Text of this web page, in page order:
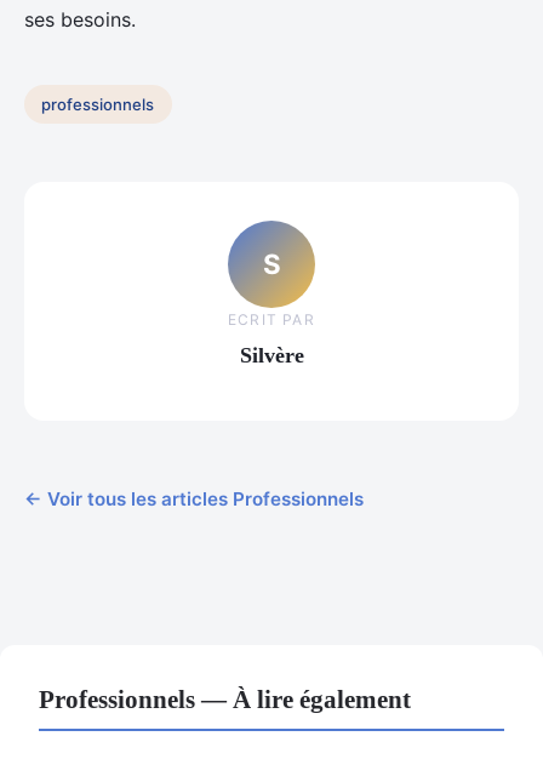
ses besoins.
professionnels
S
ECRIT PAR
Silvère
← Voir tous les articles Professionnels
Professionnels — À lire également